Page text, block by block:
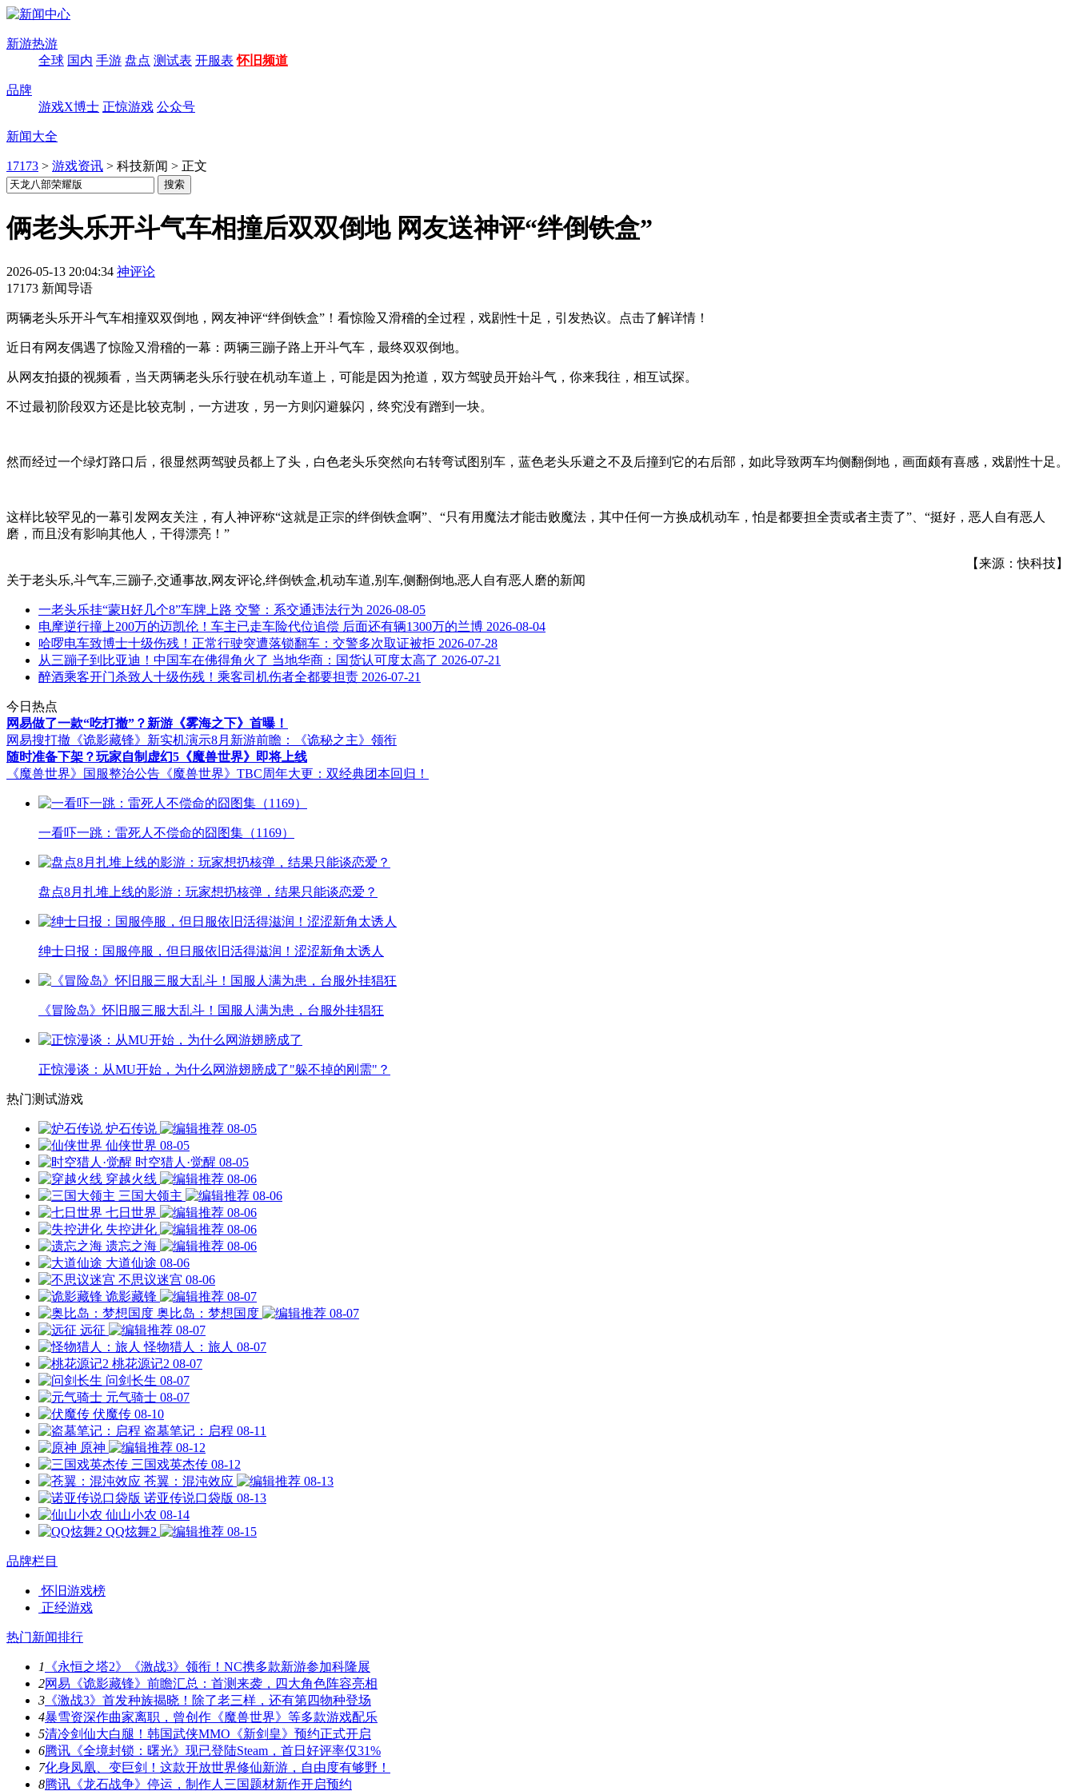
新游热游
全球 国内 手游 盘点 测试表 开服表 怀旧频道
品牌
游戏X博士 正惊游戏 公众号
新闻大全
17173 > 游戏资讯 > 科技新闻 > 正文
俩老头乐开斗气车相撞后双双倒地 网友送神评“绊倒铁盒”
2026-05-13 20:04:34 神评论
17173 新闻导语
两辆老头乐开斗气车相撞双双倒地，网友神评“绊倒铁盒”！看惊险又滑稽的全过程，戏剧性十足，引发热议。点击了解详情！
近日有网友偶遇了惊险又滑稽的一幕：两辆三蹦子路上开斗气车，最终双双倒地。
从网友拍摄的视频看，当天两辆老头乐行驶在机动车道上，可能是因为抢道，双方驾驶员开始斗气，你来我往，相互试探。
不过最初阶段双方还是比较克制，一方进攻，另一方则闪避躲闪，终究没有蹭到一块。
然而经过一个绿灯路口后，很显然两驾驶员都上了头，白色老头乐突然向右转弯试图别车，蓝色老头乐避之不及后撞到它的右后部，如此导致两车均侧翻倒地，画面颇有喜感，戏剧性十足。
这样比较罕见的一幕引发网友关注，有人神评称“这就是正宗的绊倒铁盒啊”、“只有用魔法才能击败魔法，其中任何一方换成机动车，怕是都要担全责或者主责了”、“挺好，恶人自有恶人
磨，而且没有影响其他人，干得漂亮！”
【来源：快科技】
关于老头乐,斗气车,三蹦子,交通事故,网友评论,绊倒铁盒,机动车道,别车,侧翻倒地,恶人自有恶人磨的新闻
一老头乐挂“蒙H好几个8”车牌上路 交警：系交通违法行为 2026-08-05
电摩逆行撞上200万的迈凯伦！车主已走车险代位追偿 后面还有辆1300万的兰博 2026-08-04
哈啰电车致博士十级伤残！正常行驶突遭落锁翻车：交警多次取证被拒 2026-07-28
从三蹦子到比亚迪！中国车在佛得角火了 当地华商：国货认可度太高了 2026-07-21
醉酒乘客开门杀致人十级伤残！乘客司机伤者全都要担责 2026-07-21
今日热点
网易做了一款“吃打撤”？新游《雾海之下》首曝！
网易搜打撤《诡影藏锋》新实机演示8月新游前瞻：《诡秘之主》领衔
随时准备下架？玩家自制虚幻5《魔兽世界》即将上线
《魔兽世界》国服整治公告 《魔兽世界》TBC周年大更：双经典团本回归！
一看吓一跳：雷死人不偿命的囧图集（1169）
盘点8月扎堆上线的影游：玩家想扔核弹，结果只能谈恋爱？
绅士日报：国服停服，但日服依旧活得滋润！涩涩新角太诱人
《冒险岛》怀旧服三服大乱斗！国服人满为患，台服外挂猖狂
正惊漫谈：从MU开始，为什么网游翅膀成了"躲不掉的刚需"？
热门测试游戏
炉石传说
08-05
仙侠世界 08-05
时空猎人·觉醒 08-05
穿越火线
08-06
三国大领主
08-06
七日世界
08-06
失控进化
08-06
遗忘之海
08-06
大道仙途 08-06
不思议迷宫 08-06
诡影藏锋
08-07
奥比岛：梦想国度
08-07
远征
08-07
怪物猎人：旅人 08-07
桃花源记2 08-07
问剑长生 08-07
元气骑士 08-07
伏魔传 08-10
盗墓笔记：启程 08-11
原神
08-12
三国戏英杰传 08-12
苍翼：混沌效应
08-13
诺亚传说口袋版 08-13
仙山小农 08-14
QQ炫舞2
08-15
品牌栏目
怀旧游戏榜
正经游戏
热门新闻排行
1
《永恒之塔2》《激战3》领衔！NC携多款新游参加科隆展
2网易《诡影藏锋》前瞻汇总：首测来袭，四大角色阵容亮相
3 《激战3》首发种族揭晓！除了老三样，还有第四物种登场
4暴雪资深作曲家离职，曾创作《魔兽世界》等多款游戏配乐
5清冷剑仙大白腿！韩国武侠MMO《新剑皇》预约正式开启
6腾讯《全境封锁：曙光》现已登陆Steam，首日好评率仅31%
7化身凤凰、变巨剑！这款开放世界修仙新游，自由度有够野！
8腾讯《龙石战争》停运，制作人三国题材新作开启预约